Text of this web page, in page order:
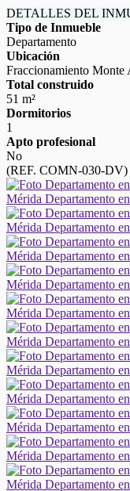
DETALLES DEL
Tipo de Inmueble
Departamento
Ubicación
Fraccionamiento Monte
Total construido
51 m²
Dormitorios
1
Apto profesional
No
(REF. COMN-030-DV)